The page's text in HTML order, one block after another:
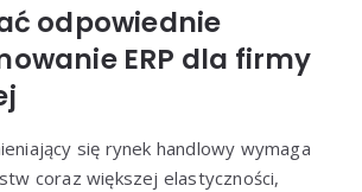
odpowiednie
ERP dla firmy
się rynek handlowy wymaga
coraz większej elastyczności,